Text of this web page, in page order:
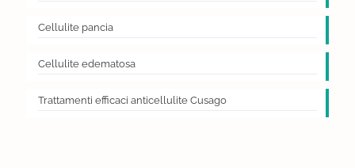
Cellulite pancia
Cellulite edematosa
Trattamenti efficaci anticellulite Cusago